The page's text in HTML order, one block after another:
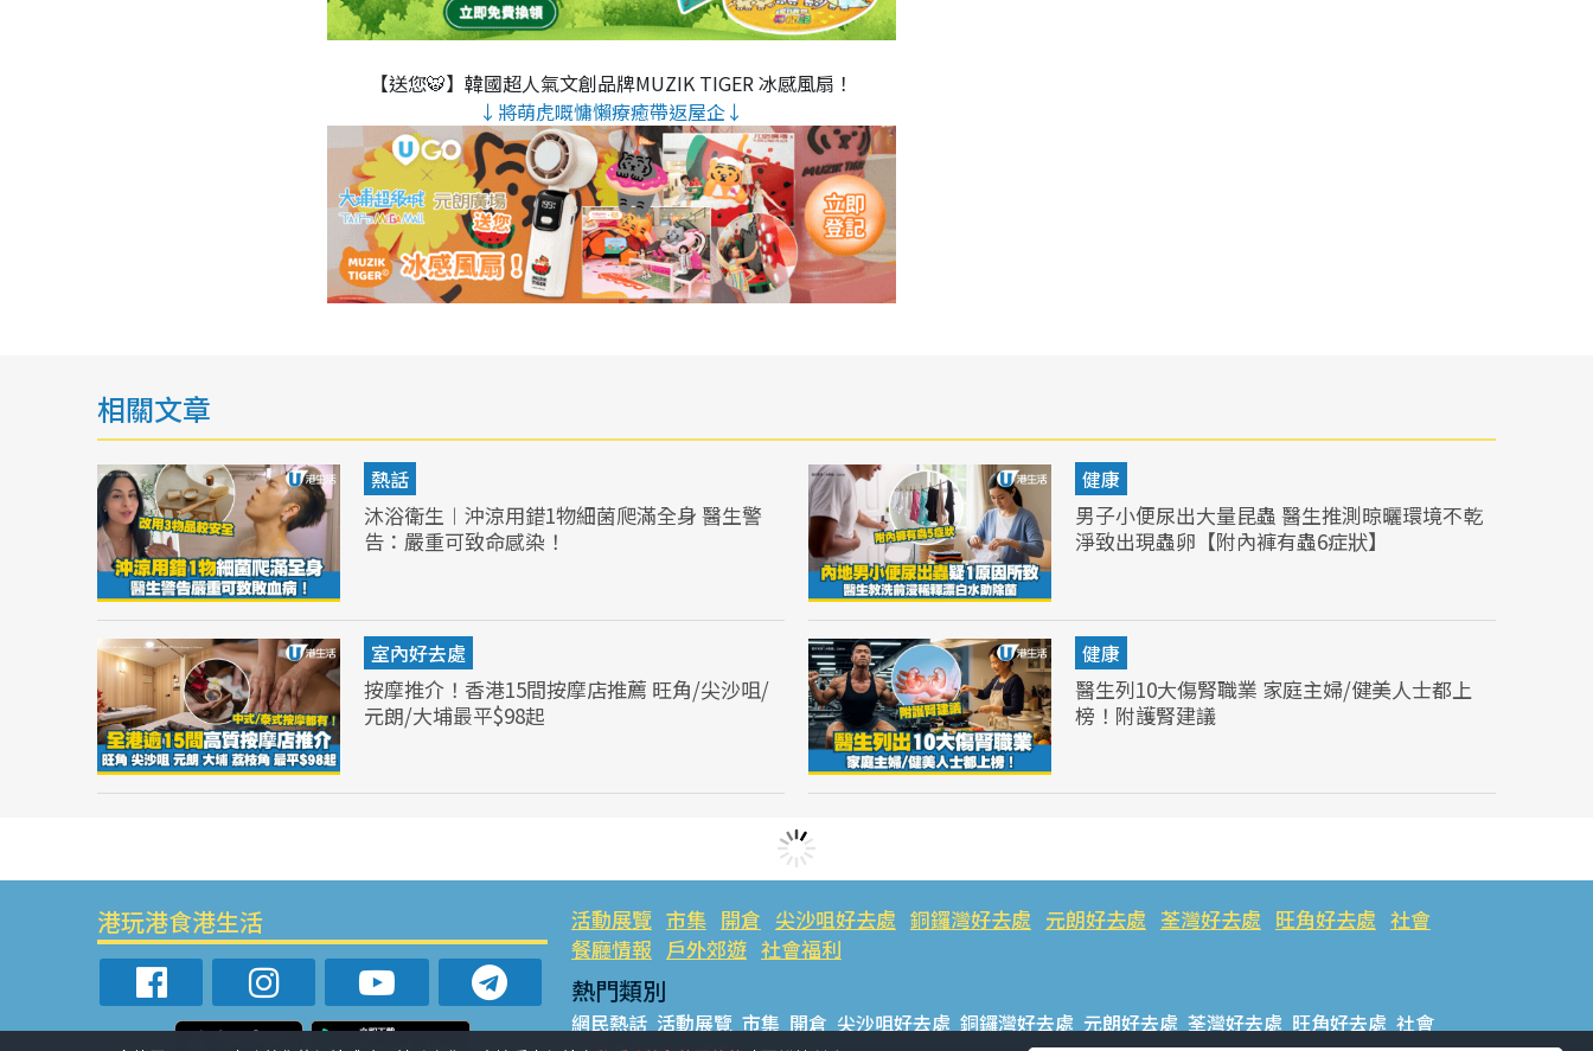
【送您🐯】韓國超人氣文創品牌MUZIK TIGER 冰感風扇！
↓將萌虎嘅慵懶療癒帶返屋企↓
相關文章
熱話
沐浴衛生︱沖涼用錯1物細菌爬滿全身 醫生警
告：嚴重可致命感染！
健康
男子小便尿出大量昆蟲 醫生推測晾曬環境不乾
淨致出現蟲卵【附內褲有蟲6症狀】
室內好去處
按摩推介！香港15間按摩店推薦 旺角/尖沙咀/
元朗/大埔最平$98起
健康
醫生列10大傷腎職業 家庭主婦/健美人士都上
榜！附護腎建議
港玩港食港生活 活動展覽 市集 開倉 尖沙咀好去處 銅鑼灣好去處 元朗好去處 荃灣好去處 旺角好去處 社會
餐廳情報 戶外郊遊 社會福利
熱門類別
網民熱話 活動展覽 市集 開倉 尖沙咀好去處 銅鑼灣好去處 元朗好去處 荃灣好去處 旺角好去處 社會